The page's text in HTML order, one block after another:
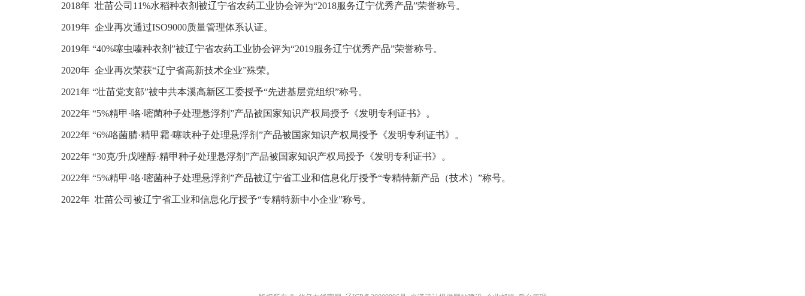
2018年 壮苗公司11%水稻种衣剂被辽宁省农药工业协会评为“2018服务辽宁优秀产品”荣誉称号。
2019年 企业再次通过ISO9000质量管理体系认证。
2019年 “40%噻虫嗪种衣剂”被辽宁省农药工业协会评为“2019服务辽宁优秀产品”荣誉称号。
2020年 企业再次荣获“辽宁省高新技术企业”殊荣。
2021年 “壮苗党支部”被中共本溪高新区工委授予“先进基层党组织”称号。
2022年 “5%精甲·咯·嘧菌种子处理悬浮剂”产品被国家知识产权局授予《发明专利证书》。
2022年 “6%咯菌腈·精甲霜·噻呋种子处理悬浮剂”产品被国家知识产权局授予《发明专利证书》。
2022年 “30克/升戊唑醇·精甲种子处理悬浮剂”产品被国家知识产权局授予《发明专利证书》。
2022年 “5%精甲·咯·嘧菌种子处理悬浮剂”产品被辽宁省工业和信息化厅授予“专精特新产品（技术）”称号。
2022年 壮苗公司被辽宁省工业和信息化厅授予“专精特新中小企业”称号。